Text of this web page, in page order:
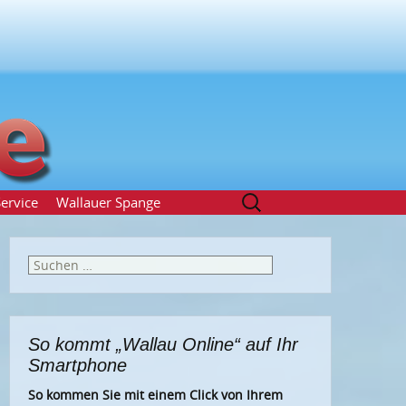
Wallauer Spange
Suchen
Suchen
So kommt „Wallau Online“ auf Ihr
Smartphone
So kommen Sie mit einem Click von Ihrem